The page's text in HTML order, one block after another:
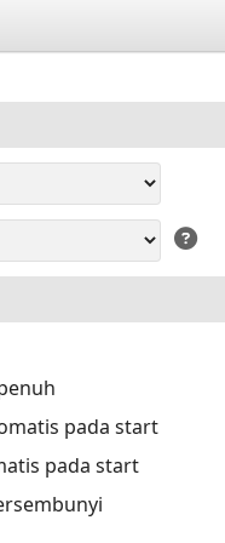
pada start
pada start